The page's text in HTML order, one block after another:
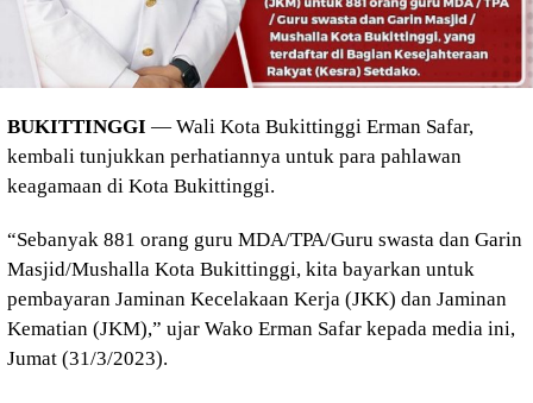
BUKITTINGGI — Wali Kota Bukittinggi Erman Safar,
kembali tunjukkan perhatiannya untuk para pahlawan
keagamaan di Kota Bukittinggi.
“Sebanyak 881 orang guru MDA/TPA/Guru swasta dan Garin
Masjid/Mushalla Kota Bukittinggi, kita bayarkan untuk
pembayaran Jaminan Kecelakaan Kerja (JKK) dan Jaminan
Kematian (JKM),” ujar Wako Erman Safar kepada media ini,
Jumat (31/3/2023).